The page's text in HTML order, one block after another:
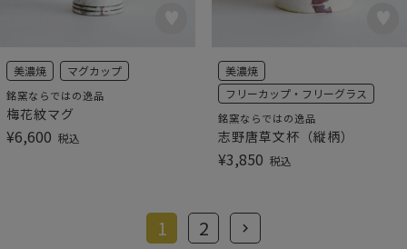
美濃焼 マグカップ
銘窯ならではの逸品
梅花紋マグ
¥6,600 税込
美濃焼
フリーカップ・フリーグラス
銘窯ならではの逸品
志野唐草文杯（縦柄）
¥3,850 税込
1 2